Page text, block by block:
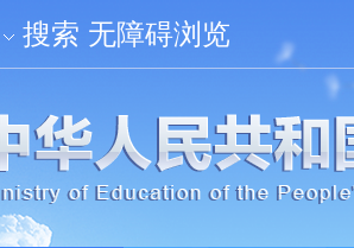
搜索 无障碍浏览